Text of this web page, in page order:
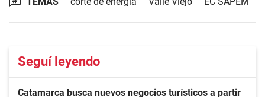
Seguí leyendo
Catamarca busca nuevos negocios turísticos a partir